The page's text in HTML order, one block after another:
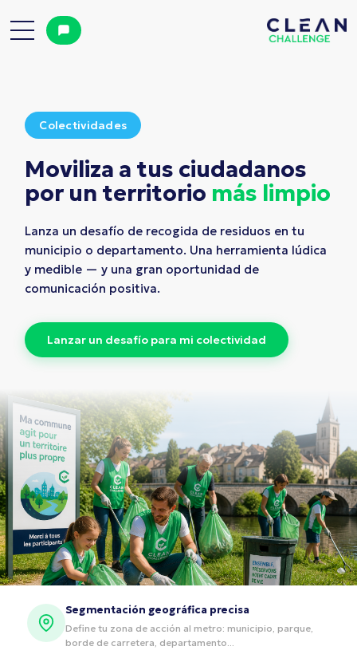
Colectividades
Moviliza a tus ciudadanos
por un territorio más limpio
Lanza un desafío de recogida de residuos en tu
municipio o departamento. Una herramienta lúdica
y medible — y una gran oportunidad de
comunicación positiva.
Lanzar un desafío para mi colectividad
Segmentación geográfica precisa
Define tu zona de acción al metro: municipio, parque,
borde de carretera, departamento...